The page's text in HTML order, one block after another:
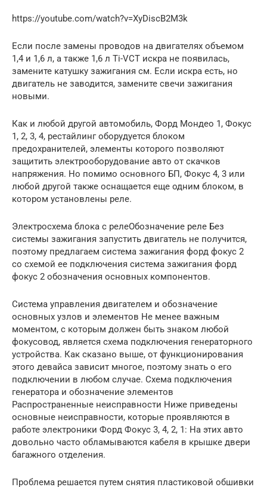
https://youtube.com/watch?v=XyDiscB2M3k
Если после замены проводов на двигателях объемом
1,4 и 1,6 л, а также 1,6 л Ti-VCT искра не появилась,
замените катушку зажигания см. Если искра есть, но
двигатель не заводится, замените свечи зажигания
новыми.
Как и любой другой автомобиль, Форд Мондео 1, Фокус
1, 2, 3, 4, рестайлинг оборудуется блоком
предохранителей, элементы которого позволяют
защитить электрооборудование авто от скачков
напряжения. Но помимо основного БП, Фокус 4, 3 или
любой другой также оснащается еще одним блоком, в
котором установлены реле.
Электросхема блока с релеОбозначение реле Без
системы зажигания запустить двигатель не получится,
поэтому предлагаем система зажигания форд фокус 2
со схемой ее подключения система зажигания форд
фокус 2 обозначения основных компонентов.
Система управления двигателем и обозначение
основных узлов и элементов Не менее важным
моментом, с которым должен быть знаком любой
фокусовод, является схема подключения генераторного
устройства. Как сказано выше, от функционирования
этого девайса зависит многое, поэтому знать о его
подключении в любом случае. Схема подключения
генератора и обозначение элементов
Распространенные неисправности Ниже приведены
основные неисправности, которые проявляются в
работе электроники Форд Фокус 3, 4, 2, 1: На этих авто
довольно часто обламываются кабеля в крышке двери
багажного отделения.
Проблема решается путем снятия пластиковой обшивки